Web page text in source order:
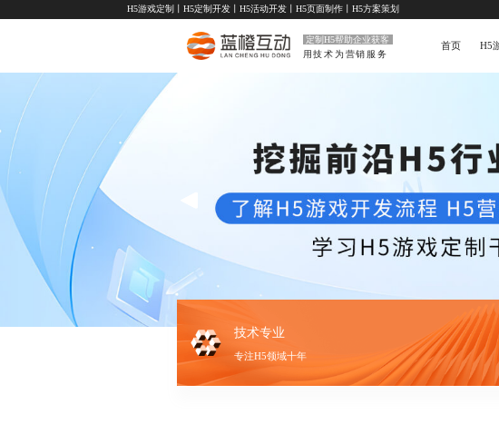
H5游戏定制 H5定制开发 H5活动开发 H5页面制作 H5方案策划
定制H5帮助企业获客
用技术为营销服务
首页 H5
技术专业
专注H5领域十年